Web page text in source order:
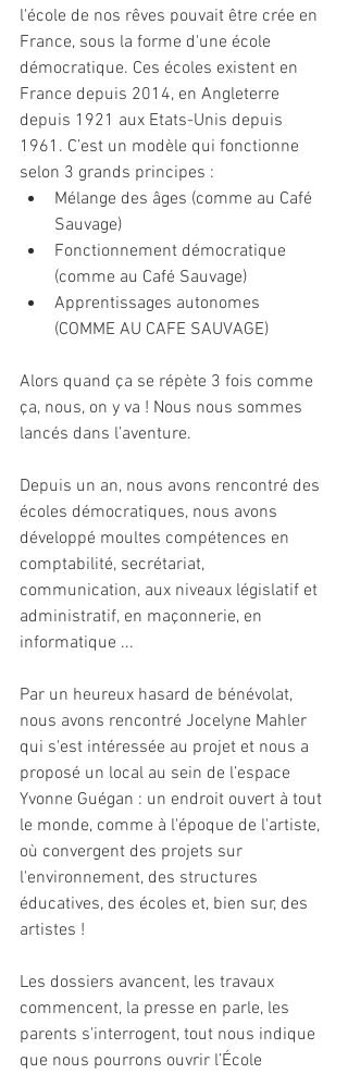
l'école de nos rêves pouvait être crée en
France, sous la forme d'une école
démocratique. Ces écoles existent en
France depuis 2014, en Angleterre
depuis 1921 aux Etats-Unis depuis
1961. C’est un modèle qui fonctionne
selon 3 grands principes :
Mélange des âges (comme au Café
Sauvage)
Fonctionnement démocratique
(comme au Café Sauvage)
Apprentissages autonomes
(COMME AU CAFE SAUVAGE)
Alors quand ça se répète 3 fois comme
ça, nous, on y va ! Nous nous sommes
lancés dans l’aventure.
Depuis un an, nous avons rencontré des
écoles démocratiques, nous avons
développé moultes compétences en
comptabilité, secrétariat,
communication, aux niveaux législatif et
administratif, en maçonnerie, en
informatique ...
Par un heureux hasard de bénévolat,
nous avons rencontré Jocelyne Mahler
qui s'est intéressée au projet et nous a
proposé un local au sein de l’espace
Yvonne Guégan : un endroit ouvert à tout
le monde, comme à l'époque de l'artiste,
où convergent des projets sur
l'environnement, des structures
éducatives, des écoles et, bien sur, des
artistes !
Les dossiers avancent, les travaux
commencent, la presse en parle, les
parents s'interrogent, tout nous indique
que nous pourrons ouvrir l’École